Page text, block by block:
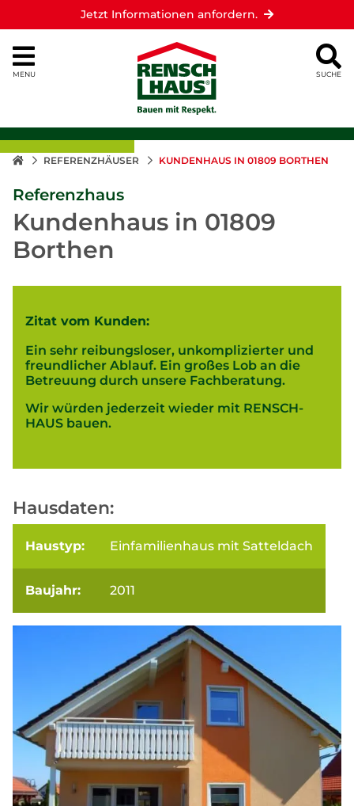
Jetzt Informationen anfordern.
MENU SUCHE
REFERENZHÄUSER KUNDENHAUS IN 01809 BORTHEN
Referenzhaus
Kundenhaus in 01809
Borthen
Zitat vom Kunden:
Ein sehr reibungsloser, unkomplizierter und
freundlicher Ablauf. Ein großes Lob an die
Betreuung durch unsere Fachberatung.
Wir würden jederzeit wieder mit RENSCH-
HAUS bauen.
Hausdaten:
Haustyp: Einfamilienhaus mit Satteldach
Baujahr: 2011